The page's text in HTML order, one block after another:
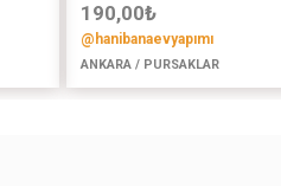
190,00₺
@hanibanaevyapımı
ANKARA / PURSAKLAR